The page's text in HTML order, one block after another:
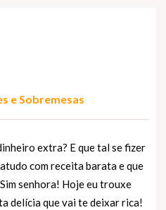
e Sobremesas
extra? E que tal se fizer
com receita barata e que
senhora! Hoje eu trouxe
delícia que vai te deixar rica!